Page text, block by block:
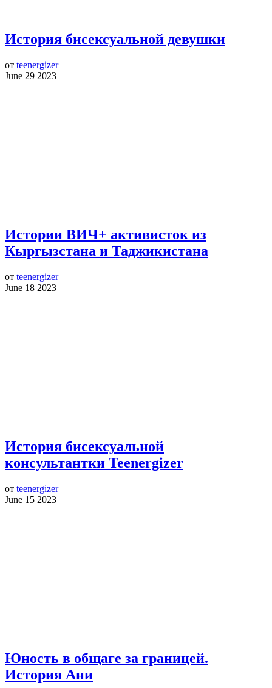
История бисексуальной девушки
от teenergizer
June 29 2023
Истории ВИЧ+ активисток из
Кыргызстана и Таджикистана
от teenergizer
June 18 2023
История бисексуальной
консультантки Teenergizer
от teenergizer
June 15 2023
Юность в общаге за границей.
История Ани